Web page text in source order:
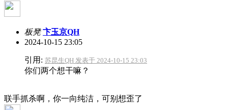
板凳 卞玉京QH
2024-10-15 23:05
引用: 苏昆生QH 发表于 2024-10-15 23:03
你们两个想干嘛？
联手抓杀啊，你一向纯洁，可别想歪了